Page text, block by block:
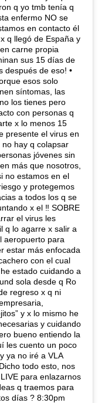
q yo tmb tenía q
enfermo NO se
en contacto él
q llegó de España y
carne propia
sus 15 días de
después de eso! •
esos solo
síntomas, las
los tienes pero
con personas q
x lo menos 15
presente el virus en
hay q colapsar
jóvenes sin
más que nosotros,
no estamos en el
y protegemos
a todos los q se
x el ‼️ SOBRE
el virus les
q lo agarre x salir a
aeropuerto para
estar más enfocada
con el cual
estado cuidando a
sola desde q Ro
regreso x q ni
y x lo mismo he
y cuidando
bueno entiendo la
les cuento un poco
ya no iré a VLA
todo esto, nos
para enlazarnos
q traemos para
días ? 8:30pm